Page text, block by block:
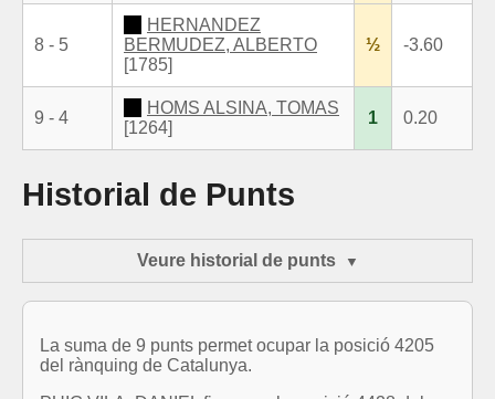
8 - 5
HERNANDEZ
BERMUDEZ, ALBERTO
[1785]
½ -3.60
9 - 4
HOMS ALSINA, TOMAS
[1264]
1 0.20
Historial de Punts
Veure historial de punts
La suma de 9 punts permet ocupar la posició 4205
del rànquing de Catalunya.